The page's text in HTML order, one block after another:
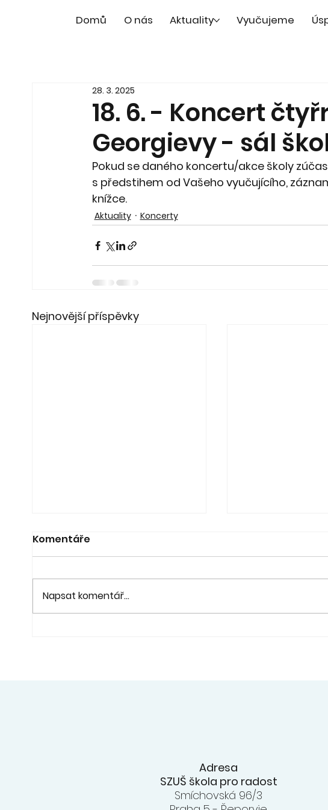
Domů O nás Aktuality Vyučujeme
18. 6. - Koncert
Georgievy - sál
28. 3. 2025
Pokud se daného koncertu/akce školy
s předstihem od Vašeho vyučujícího,
knížce.
Aktuality Koncerty
Nejnovější příspěvky
Komentáře
Napsat komentář...
Adresa
SZUŠ škola pro radost
Smíchovská 96/3